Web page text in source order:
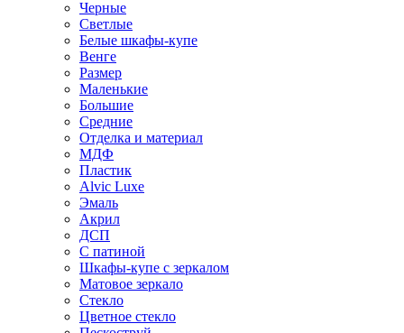
Черные
Светлые
Белые шкафы-купе
Венге
Размер
Маленькие
Большие
Средние
Отделка и материал
МДФ
Пластик
Alvic Luxe
Эмаль
Акрил
ДСП
С патиной
Шкафы-купе с зеркалом
Матовое зеркало
Стекло
Цветное стекло